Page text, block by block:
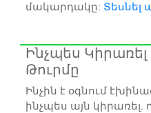
մակարդակը: Տեսնել
Ինչպես
Թուրմը
Ինչին է օգնում
ինչպես այն կիրառել.